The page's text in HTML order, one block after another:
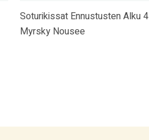
Soturikissat Ennustusten Alku 4
Myrsky Nousee